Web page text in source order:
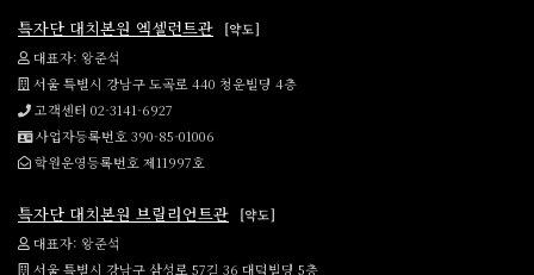
특자단 대치본원 엑셀런트관
[약도]
대표자: 왕준석
서울 특별시 강남구 도곡로 440 청운빌딩 4층
고객센터 02-3141-6927
사업자등록번호 390-85-01006
학원운영등록번호 제11997호
특자단 대치본원 브릴리언트관
[약도]
대표자: 왕준석
서울 특별시 강남구 삼성로 57길 36 대덕빌딩 5층